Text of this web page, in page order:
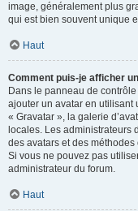
image, généralement plus
qui est bien souvent unique
Haut
Comment puis-je afficher
Dans le panneau de
ajouter un avatar en utilisant
« Gravatar », la galerie
locales. Les administrateurs
des avatars et des
Si vous ne pouvez pas
administrateur du forum.
Haut